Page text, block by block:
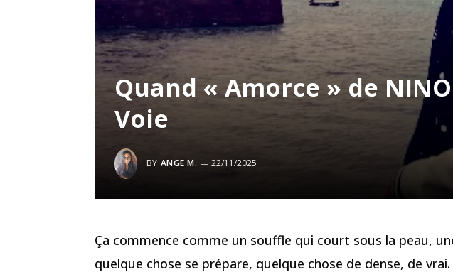
Quand « Amorce » de
Voie
BY ANGE M. 22/11/2025
Ça commence comme un souffle qui court sous la peau,
quelque chose se prépare, quelque chose de dense, de vrai.